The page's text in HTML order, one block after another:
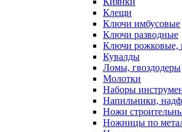
Клещи
Ключи имбусовые
Ключи разводные
Ключи рожковые,
Кувалды
Ломы, гвоздодеры
Молотки
Наборы
Напильники,
Ножи
Ножницы по